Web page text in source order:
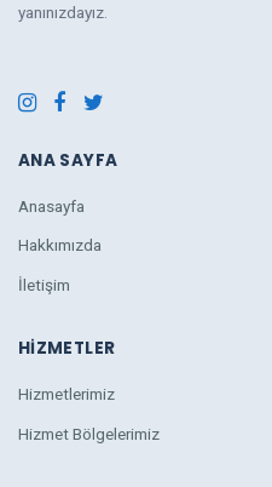
yanınızdayız.
ANA SAYFA
Anasayfa
Hakkımızda
İletişim
HIZMETLER
Hizmetlerimiz
Hizmet Bölgelerimiz